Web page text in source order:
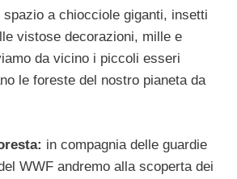
spazio a chiocciole giganti, insetti
vistose decorazioni, mille e
da vicino i piccoli esseri
le foreste del nostro pianeta da
in compagnia delle guardie
WWF andremo alla scoperta dei